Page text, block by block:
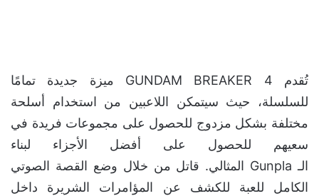
تُقدم GUNDAM BREAKER 4 ميزة جديدة تمامًا
للسلسلة، حيث سيتمكن اللاعبين من استخدام أسلحة
مختلفة بشكل مزدوج للحصول على مجموعات فريدة في
سعيهم للحصول على أفضل الأجزاء لبناء
الـ Gunpla المثالي. قاتل من خلال وضع القصة الصوتي
الكامل للعبة للكشف عن المؤامرات الشريرة داخل